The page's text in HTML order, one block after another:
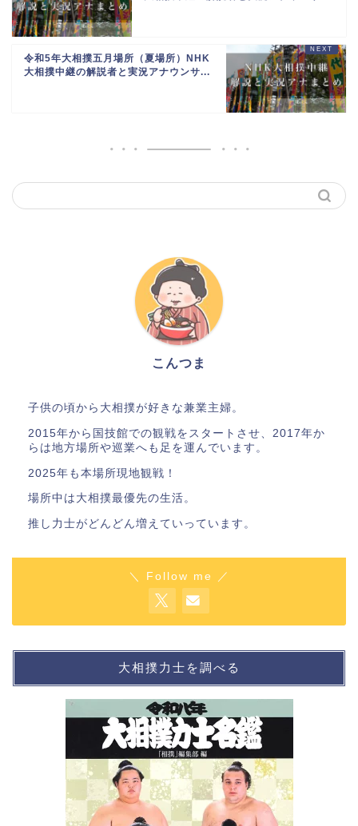
令和5年大相撲五月場所（夏場所）NHK
大相撲中継の解説者と実況アナウンサ...
こんつま
子供の頃から大相撲が好きな兼業主婦。
2015年から国技館での観戦をスタートさせ、2017年か
らは地方場所や巡業へも足を運んでいます。
2025年も本場所現地観戦！
場所中は大相撲最優先の生活。
推し力士がどんどん増えていっています。
＼ Follow me ／
大相撲力士を調べる